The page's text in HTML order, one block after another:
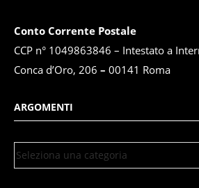
Conto Corrente Postale
CCP n° 1049863846 – Intestato a
Conca d’Oro, 206 – 00141 Roma
ARGOMENTI